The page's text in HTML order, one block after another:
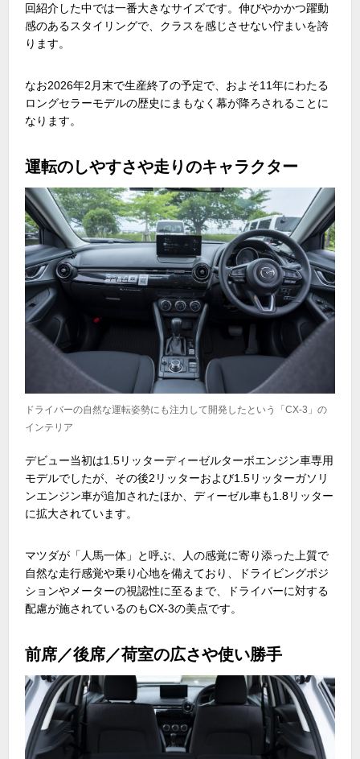
回紹介した中では一番大きなサイズです。伸びやかかつ躍動
感のあるスタイリングで、クラスを感じさせない佇まいを誇
ります。
なお2026年2 月末で生産終了の予定で、およそ11年にわたる
ロングセラーモデルの歴史にまもなく幕が降ろされることに
なります。
運転のしやすさや走りのキャラクター
ドライバーの自然な運転姿勢にも注力して開発したという「CX-3」の
インテリア
デビュー当初は1.5リッターディーゼルターボエンジン車専用
モデルでしたが、その後2 リッターおよび1.5リッターガソリ
ンエンジン車が追加されたほか、ディーゼル車も1.8リッター
に拡大されています。
マツダが「人馬一体」と呼ぶ、人の感覚に寄り添った上質で
自然な走行感覚や乗り心地を備えており、ドライビングポジ
ションやメーターの視認性に至るまで、ドライバーに対する
配慮が施されているのもCX-3の美点です。
前席／後席／荷室の広さや使い勝手